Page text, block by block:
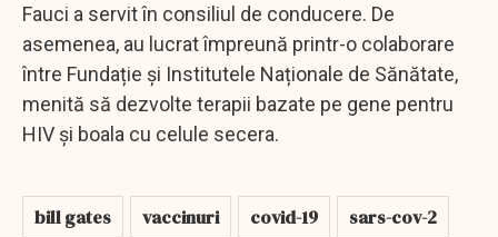
Fauci a servit în consiliul de conducere. De
asemenea, au lucrat împreună printr-o colaborare
între Fundație și Institutele Naționale de Sănătate,
menită să dezvolte terapii bazate pe gene pentru
HIV și boala cu celule secera.
bill gates vaccinuri covid-19
sars-cov-2